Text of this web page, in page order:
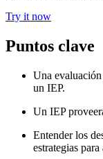
Try it now
Puntos clave
Una
un IEP.
Un IEP
Entender los
estrategias